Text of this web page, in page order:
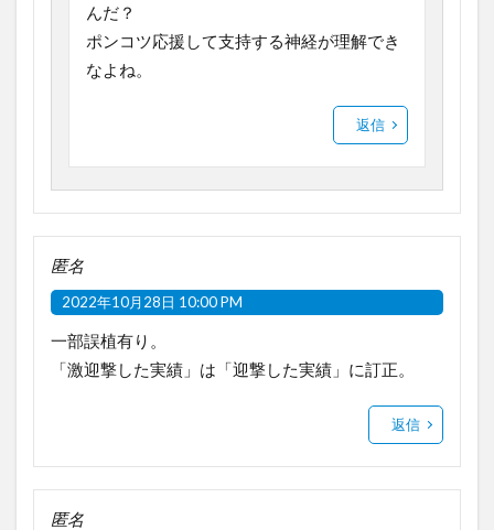
んだ？
ポンコツ応援して支持する神経が理解でき
なよね。
返信
匿名
2022年10月28日 10:00 PM
一部誤植有り。
「激迎撃した実績」は「迎撃した実績」に訂正。
返信
匿名